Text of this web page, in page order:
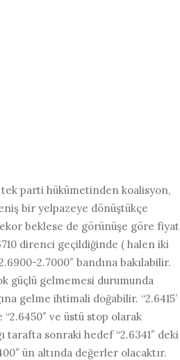
tek parti hükümetinden koalisyon,
bir yelpazeye dönüştükçe
beklese de görünüşe göre fiyat
direnci geçildiğinde ( halen iki
2.7000″ bandına bakılabilir.
güçlü gelmemesi durumunda
gelme ihtimali doğabilir. “2.6415′
ve üstü stop olarak
tarafta sonraki hedef “2.6341″ deki
ün altında değerler olacaktır.